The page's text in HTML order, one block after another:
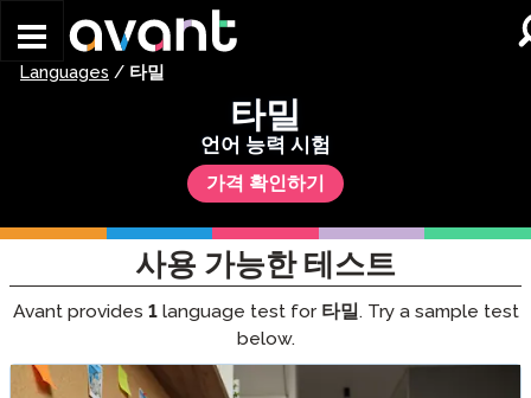
Languages / 타밀
타밀
언어 능력 시험
가격 확인하기
사용 가능한 테스트
Avant provides 1language test for 타밀. Try a sample test
below.